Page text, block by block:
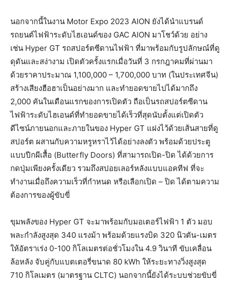
นอกจากนี้ในงาน Motor Expo 2023 AION ยังได้นำแบรนด์
รถยนต์ไฟฟ้าระดับไฮเอนด์ของ GAC AION มาโชว์ด้วย อย่าง
เช่น Hyper GT รถสปอร์ตซีดานไฟฟ้า ที่มาพร้อมกับรูปลักษณ์ที่ดู
ดุดันและสง่างาม เปิดตัวครั้งแรกเมื่อวันที่ 3 กรกฎาคมที่ผ่านมา
ด้วยราคาประมาณ 1,100,000 – 1,700,000 บาท (ในประเทศจีน)
สร้างเสียงฮือฮาเป็นอย่างมาก และทำยอดขายไปได้มากถึง
2,000 คันในเดือนแรกของการเปิดตัว ถือเป็นรถสปอร์ตซีดาน
ไฟฟ้าระดับไฮเอนด์ที่ทำยอดขายได้เร็วที่สุดนับตั้งแต่เปิดตัว
ดีไซน์ภายนอกและภายในของ Hyper GT แฝงไว้ด้วยเส้นสายที่ดู
สปอร์ต ผสานกับความหรูหราไว้ได้อย่างลงตัว พร้อมด้วยประตู
แบบปีกผีเสื้อ (Butterfly Doors) ที่สามารถเปิด-ปิด ได้ด้วยการ
กดปุ่มเพียงครั้งเดียว รวมถึงสปอยเลอร์หลังแบบแอคทีฟ ที่จะ
ทำงานเมื่อถึงความเร็วที่กำหนด หรือเลือกเปิด – ปิด ได้ตามความ
ต้องการของผู้ขับขี่
ขุมพลังของ Hyper GT จะมาพร้อมกับมอเตอร์ไฟฟ้า 1 ตัว มอบ
พละกำลังสูงสุด 340 แรงม้า พร้อมด้วยแรงบิด 320 นิวตัน-เมตร
ให้อัตราเร่ง 0-100 กิโลเมตรต่อชั่วโมงใน 4.9 วินาที ขับเคลื่อน
ล้อหลัง จับคู่กับแบตเตอรี่ขนาด 80 kWh ให้ระยะทางวิ่งสูงสุด
710 กิโลเมตร (มาตรฐาน CLTC) นอกจากนี้ยังได้ระบบช่วยขับขี่